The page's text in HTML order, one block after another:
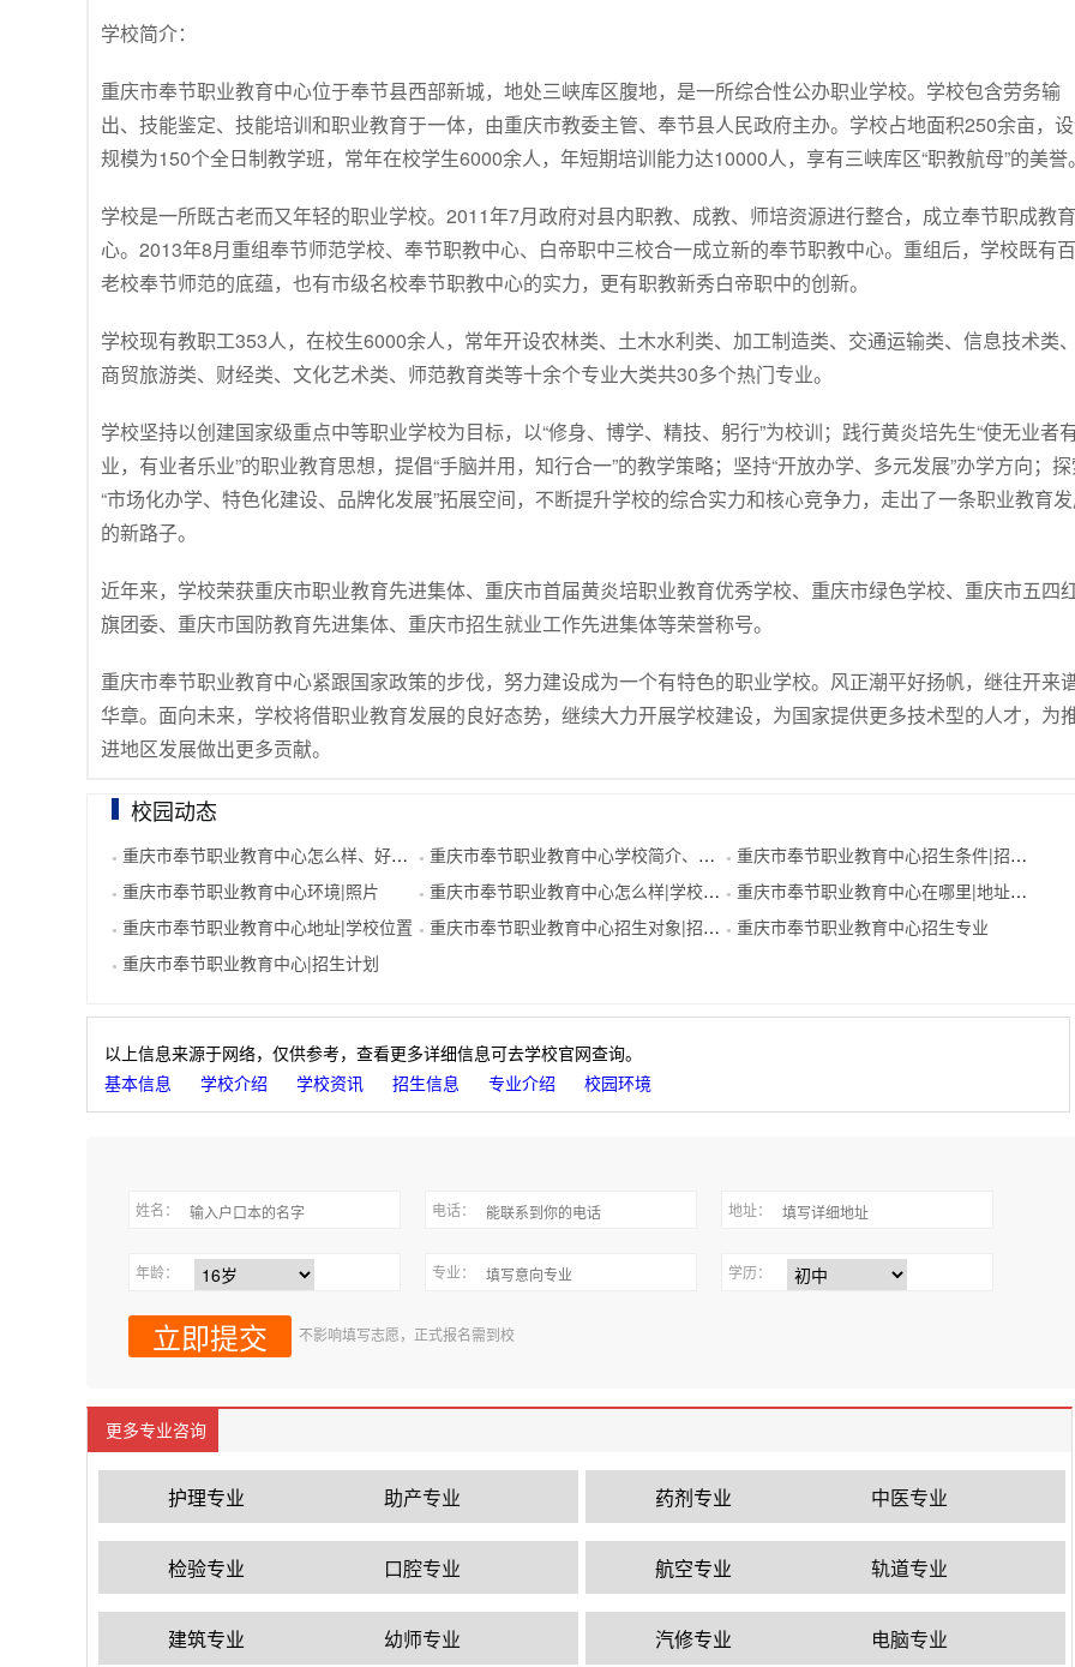
学校简介：
重庆市奉节职业教育中心位于奉节县西部新城，地处三峡库区腹地，是一所综合性公办职业学校。学校包含劳务输
出、技能鉴定、技能培训和职业教育于一体，由重庆市教委主管、奉节县人民政府主办。学校占地面积250余亩，
规模为150个全日制教学班，常年在校学生6000余人，年短期培训能力达10000人，享有三峡库区“职教航母”的美誉
学校是一所既古老而又年轻的职业学校。2011年7月政府对县内职教、成教、师培资源进行整合，成立奉节职成教
心。2013年8月重组奉节师范学校、奉节职教中心、白帝职中三校合一成立新的奉节职教中心。重组后，学校既有
老校奉节师范的底蕴，也有市级名校奉节职教中心的实力，更有职教新秀白帝职中的创新。
学校现有教职工353人，在校生6000余人，常年开设农林类、土木水利类、加工制造类、交通运输类、信息技术类
商贸旅游类、财经类、文化艺术类、师范教育类等十余个专业大类共30多个热门专业。
学校坚持以创建国家级重点中等职业学校为目标，以“修身、博学、精技、躬行”为校训；践行黄炎培先生“使无业者
业，有业者乐业”的职业教育思想，提倡“手脑并用，知行合一”的教学策略；坚持“开放办学、多元发展”办学方向；
“市场化办学、特色化建设、品牌化发展”拓展空间，不断提升学校的综合实力和核心竞争力，走出了一条职业教育
的新路子。
近年来，学校荣获重庆市职业教育先进集体、重庆市首届黄炎培职业教育优秀学校、重庆市绿色学校、重庆市五四
旗团委、重庆市国防教育先进集体、重庆市招生就业工作先进集体等荣誉称号。
重庆市奉节职业教育中心紧跟国家政策的步伐，努力建设成为一个有特色的职业学校。风正潮平好扬帆，继往开来
华章。面向未来，学校将借职业教育发展的良好态势，继续大力开展学校建设，为国家提供更多技术型的人才，为
进地区发展做出更多贡献。
校园动态
● 重庆市奉节职业教育中心怎么样、好不好 ● 重庆市奉节职业教育中心学校简介、学校介绍 ● 重庆市奉节职业教育中心招生条件|招生要求
● 重庆市奉节职业教育中心环境|照片 ● 重庆市奉节职业教育中心怎么样|学校概况 ● 重庆市奉节职业教育中心在哪里|地址在哪里
● 重庆市奉节职业教育中心地址|学校位置 ● 重庆市奉节职业教育中心招生对象|招生分数 ● 重庆市奉节职业教育中心招生专业
● 重庆市奉节职业教育中心|招生计划
以上信息来源于网络，仅供参考，查看更多详细信息可去学校官网查询。
基本信息
学校介绍 学校资讯 招生信息 专业介绍 校园环境
姓名： 电话： 地址：
年龄： 专业： 学历：
不影响填写志愿，正式报名需到校
更多专业咨询
护理专业 助产专业 药剂专业 中医专业
检验专业 口腔专业 航空专业 轨道专业
建筑专业 幼师专业 汽修专业 电脑专业